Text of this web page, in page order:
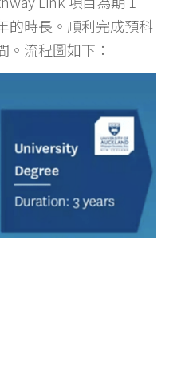
的時長。順利完成預科
流程圖如下：